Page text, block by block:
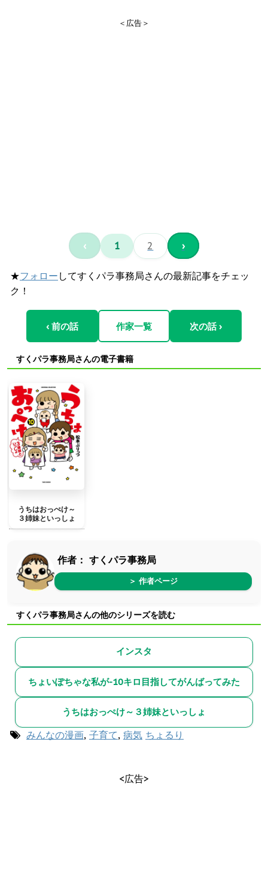
＜広告＞
‹ 1 2 ›
★フォロー してすくパラ事務局さんの最新記事をチェッ
ク！
‹ 前の話 作家一覧 次の話 ›
すくパラ事務局さんの電子書籍
うちはおっぺけ～
３姉妹といっしょ
作者： すくパラ事務局
＞ 作者ページ
すくパラ事務局さんの他のシリーズを読む
インスタ
ちょいぽちゃな私が-10キロ目指してがんばってみた
うちはおっぺけ～３姉妹といっしょ
みんなの漫画, 子育て, 病気 ちょるり
<広告>